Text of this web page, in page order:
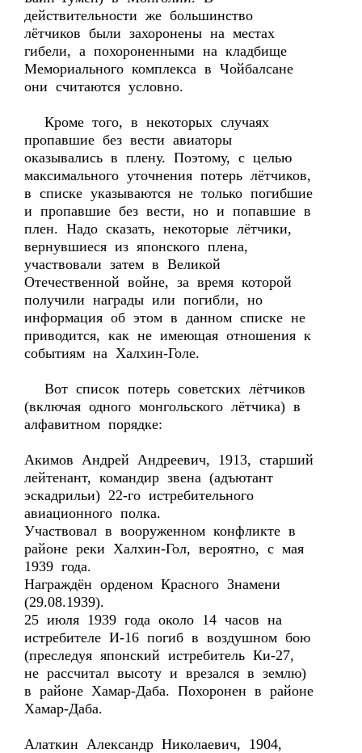
действительности же большинство
лётчиков были захоронены на местах
гибели, а похороненными на кладбище
Мемориального комплекса в Чойбалсане
они считаются условно.
Кроме того, в некоторых случаях
пропавшие без вести авиаторы
оказывались в плену. Поэтому, с целью
максимального уточнения потерь лётчиков,
в списке указываются не только погибшие
и пропавшие без вести, но и попавшие в
плен. Надо сказать, некоторые лётчики,
вернувшиеся из японского плена,
участвовали затем в Великой
Отечественной войне, за время которой
получили награды или погибли, но
информация об этом в данном списке не
приводится, как не имеющая отношения к
событиям на Халхин-Голе.
Вот список потерь советских лётчиков
(включая одного монгольского лётчика) в
алфавитном порядке:
Акимов Андрей Андреевич, 1913, старший
лейтенант, командир звена (адъютант
эскадрильи) 22-го истребительного
авиационного полка.
Участвовал в вооруженном конфликте в
районе реки Халхин-Гол, вероятно, с мая
1939 года.
Награждён орденом Красного Знамени
(29.08.1939).
25 июля 1939 года около 14 часов на
истребителе И-16 погиб в воздушном бою
(преследуя японский истребитель Ки-27,
не рассчитал высоту и врезался в землю)
в районе Хамар-Даба. Похоронен в районе
Хамар-Даба.
Алаткин Александр Николаевич, 1904,